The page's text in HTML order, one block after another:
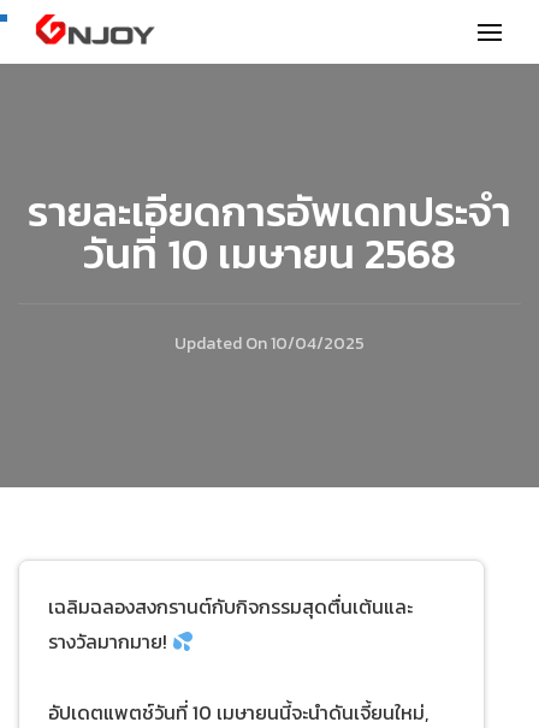
GNjoy mobile news
รายละเอียดการอัพเดทประจำ
วันที่ 10 เมษายน 2568
Updated On10/04/2025
เฉลิมฉลองสงกรานต์กับกิจกรรมสุดตื่นเต้นและ
รางวัลมากมาย!
อัปเดตแพตช์วันที่ 10 เมษายนนี้จะนำดันเจี้ยนใหม่,